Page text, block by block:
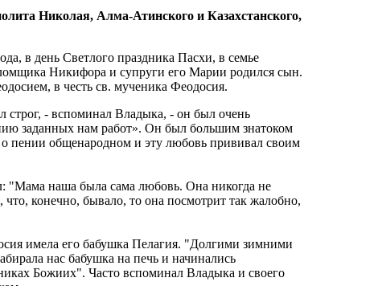
Николая, Алма-Атинского и Казахстанского,
в день Светлого праздника Пасхи, в семье
Никифора и супруги его Марии родился сын.
в честь св. мученика Феодосия.
строг, - вспоминал Владыка, - он был очень
заданных нам работ». Он был большим знатоком
пении общенародном и эту любовь прививал своим
"Мама наша была сама любовь. Она никогда не
конечно, бывало, то она посмотрит так жалобно,
имела его бабушка Пелагия. "Долгими зимними
нас бабушка на печь и начинались
Божиих". Часто вспоминал Владыка и своего